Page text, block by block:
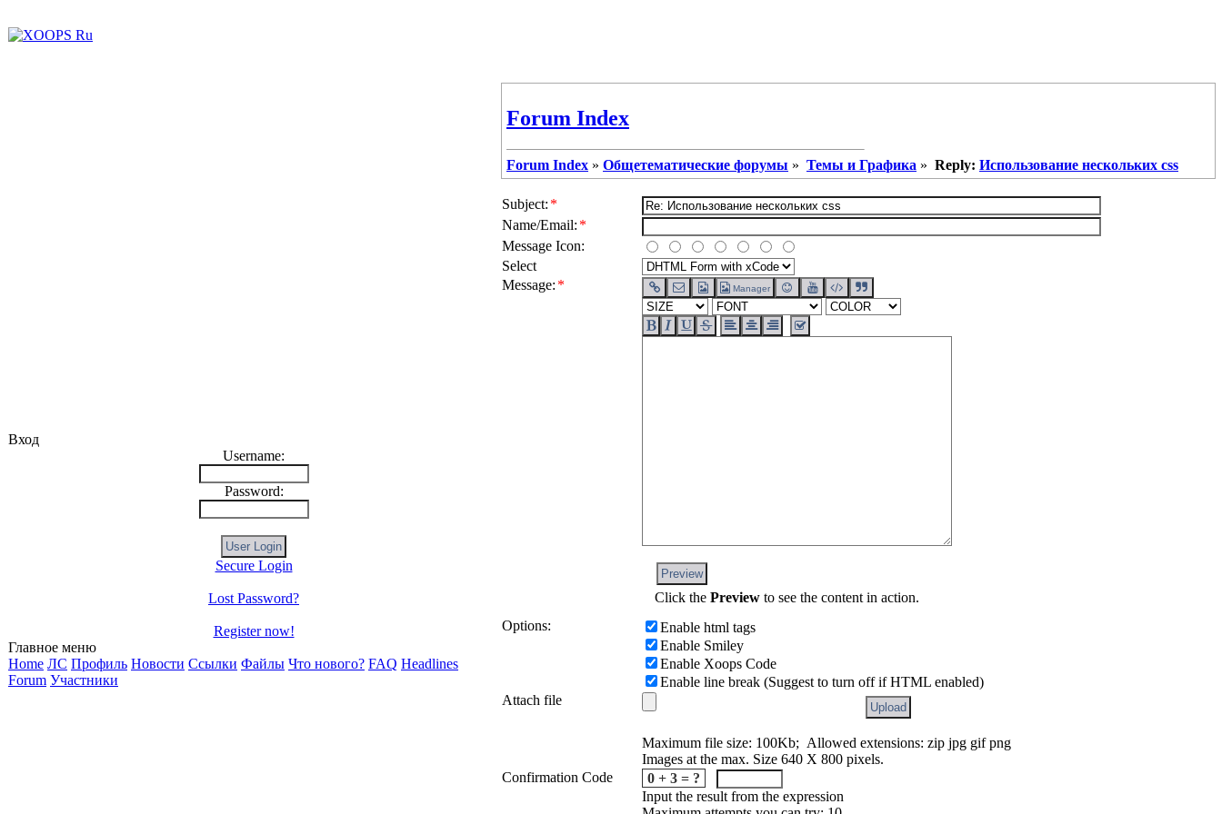
Вход
Username:
Password:
Secure Login
Lost Password?
Register now!
Главное меню
Home ЛС Профиль Новости Ссылки Файлы Что нового? FAQ Headlines
Forum Участники
Forum Index
Forum Index » Общетематические форумы » Темы и Графика » Reply: Использование нескольких css
Subject: *
Name/Email: *
Message Icon:
Select
Message: * Manager
Preview
Click the Preview to see the content in action.
Options:
Enable html tags
Enable Smiley
Enable Xoops Code
Enable line break (Suggest to turn off if HTML enabled)
Attach file
Maximum file size: 100Kb; Allowed extensions: zip jpg gif png
Images at the max. Size 640 X 800 pixels.
Confirmation Code
0 + 3 = ?
Input the result from the expression